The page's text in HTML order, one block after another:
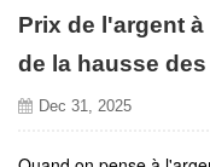
Prix ​​de l'argent
de la hausse
Dec 31, 2025